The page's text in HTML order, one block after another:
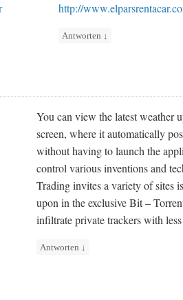
http://
Antworten ↓
You can view the latest weather
screen, where it automatically
without having to launch the
control various inventions and
Trading invites a variety of sites
upon in the exclusive Bit –
infiltrate private trackers with
Antworten ↓